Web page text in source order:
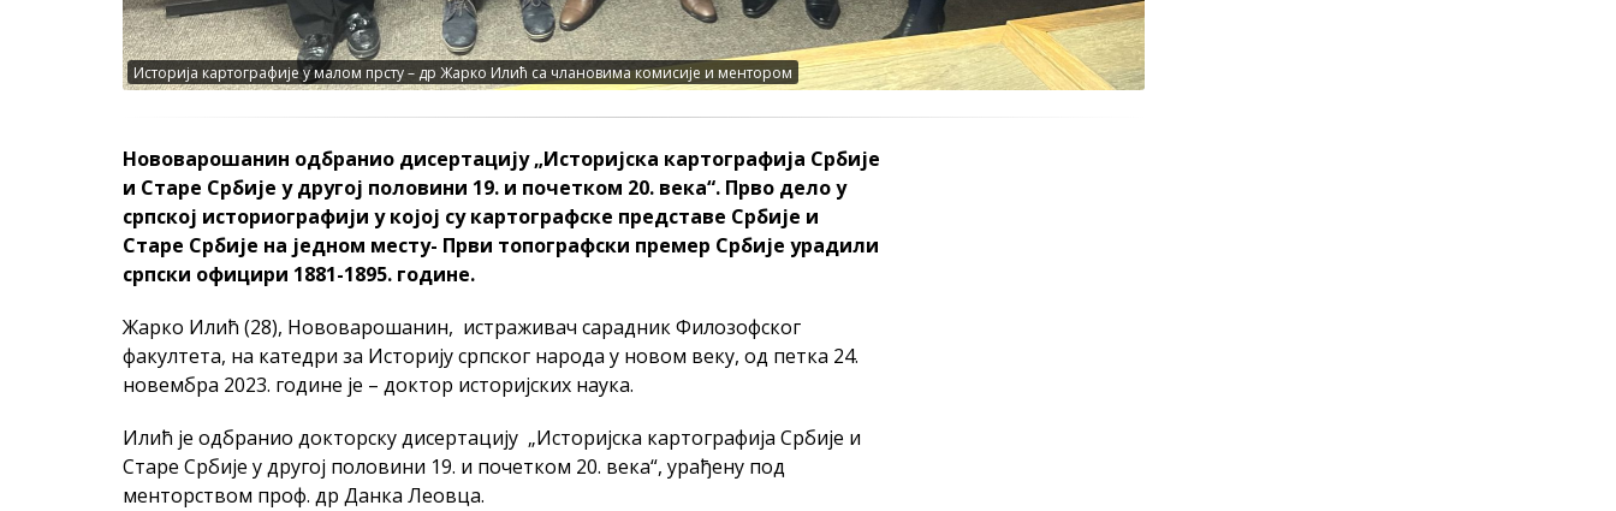
Историја картографије у малом прсту – др Жарко Илић са члановима комисије и ментором
Нововарошанин одбранио дисертацију „Историјска картографија Србије
и Старе Србије у другој половини 19. и почетком 20. века“. Прво дело у
српској историографији у којој су картографске представе Србије и
Старе Србије на једном месту- Први топографски премер Србије урадили
српски официри 1881-1895. године.
Жарко Илић (28), Нововарошанин, истраживач сарадник Филозофског
факултета, на катедри за Историју српског народа у новом веку, од петка 24.
новембра 2023. године је – доктор историјских наука.
Илић је одбранио докторску дисертацију „Историјска картографија Србије и
Старе Србије у другој половини 19. и почетком 20. века“, урађену под
менторством проф. др Данка Леовца.